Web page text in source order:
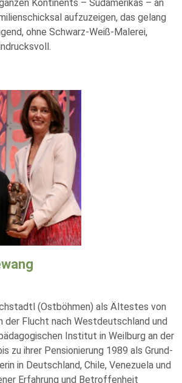
Kontinents – Südamerikas – an
aufzuzeigen, das gelang
ohne Schwarz-Weiß-Malerei,
(Ostböhmen) als Ältestes von
der Flucht nach Westdeutschland und
Institut in Weilburg an der
zu ihrer Pensionierung 1989 als Grund-
in Deutschland, Chile, Venezuela und
Erfahrung und Betroffenheit